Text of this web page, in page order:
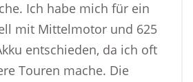
Ich habe mich für ein
mit Mittelmotor und 625
entschieden, da ich oft
Touren mache. Die